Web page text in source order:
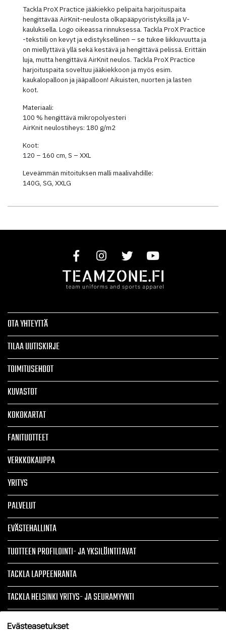
Tackla ProX Practice jääkiekko pelipaita harjoituspaita
hengittävää AirKnit-neulosta olkapääpyöristyksillä ja V-
kauluksella. Logo oikeassa rinnuksessa. Tackla ProX Practice
-tekstiili on kevyt ja edistyksellinen – se tukee liikkuvuutta ja
on miellyttävä yllä sekä kestävä ja hengittävä pelissä. Erittäin
luja, mutta hengittävä AirKnit neulos. Tackla ProX Practice
harjoituspaita soveltuu jääkiekkoon ja myös esim.
kaukalopalloon ja jääpalloon! Aikuisten, nuorten ja lasten
koot.
Materiaali:
100 % hengittävä mikropolyesteri
AirKnit neulostiheys: 180 g/m2
Koot:
120 – 160 cm, S – XXL
Leveämmän mitoituksen malli maalivahdille:
140G, SG, XXLG
OTA YHTEYTTÄ
TILAA UUTISKIRJE
TOIMITUSEHDOT
KUVASTOT
KOKOKARTAT
FANITUOTTEET
VERKKOKAUPPA
YRITYS
PALVELUT
EVÄSTEHALLINTA
TUOTTEEN PROFILOINTI- JA YKSILÖINTITAVAT
TACKLA LAPPEENRANTA
TACKLA HELSINKI YRITYS- JA SEURAMYYNTI
ARTIKKELIT
Evästeasetukset